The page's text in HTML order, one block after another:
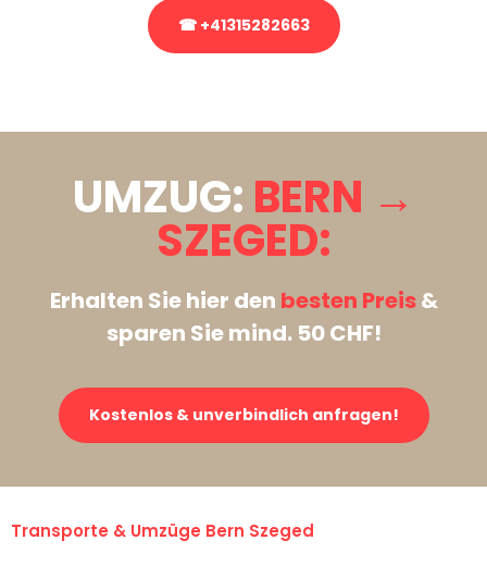
☎ +41315282663
UMZUG: BERN →
SZEGED:
Erhalten Sie hier den besten Preis&
sparen Sie mind. 50 CHF!
Kostenlos & unverbindlich anfragen!
Transporte & Umzüge Bern Szeged